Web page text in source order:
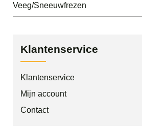
Veeg/Sneeuwfrezen
Klantenservice
Klantenservice
Mijn account
Contact